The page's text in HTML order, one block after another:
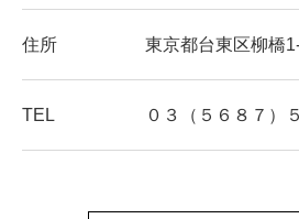
住所 東京都台東区柳橋
TEL ０３（５６８７）